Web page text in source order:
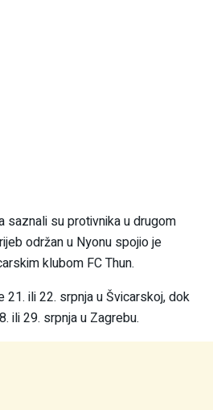
saznali su protivnika u drugom
održan u Nyonu spojio je
klubom FC Thun.
21. ili 22. srpnja u Švicarskoj, dok
ili 29. srpnja u Zagrebu.